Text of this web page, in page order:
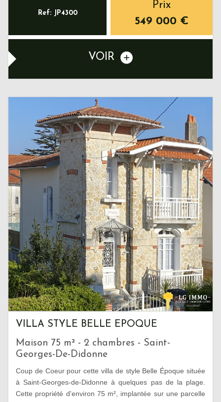
Ref: JP4300
Prix
549 000 €
VOIR
VILLA STYLE BELLE EPOQUE
Maison 75 m² - 2 chambres - Saint-
Georges-De-Didonne
Coup de Coeur pour cette villa de style Belle Époque située
à Saint-Georges-de-Didonne à quelques pas de la plage.
Cette propriété d'environ 75 m², implantée sur une parcelle